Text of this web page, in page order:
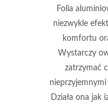
Folia
niezwykle
komfortu
Wystarczy
zatrzymać
Działa ona jak